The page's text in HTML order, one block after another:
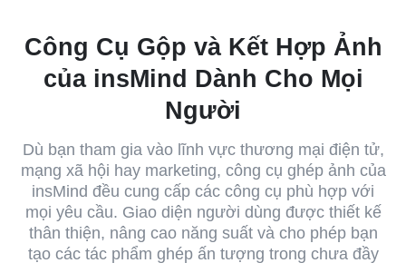
Công Cụ Gộp và Kết Hợp Ảnh
của insMind Dành Cho Mọi
Người
Dù bạn tham gia vào lĩnh vực thương mại điện tử,
mạng xã hội hay marketing, công cụ ghép ảnh của
insMind đều cung cấp các công cụ phù hợp với
mọi yêu cầu. Giao diện người dùng được thiết kế
thân thiện, nâng cao năng suất và cho phép bạn
tạo các tác phẩm ghép ấn tượng trong chưa đầy